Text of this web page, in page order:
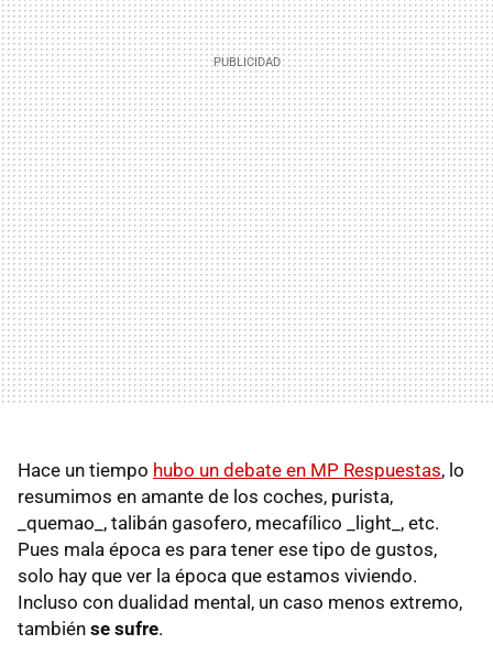
Hace un tiempo hubo un debate en MP Respuestas, lo
resumimos en amante de los coches, purista,
_quemao_, talibán gasofero, mecafílico _light_, etc.
Pues mala época es para tener ese tipo de gustos,
solo hay que ver la época que estamos viviendo.
Incluso con dualidad mental, un caso menos extremo,
también se sufre.